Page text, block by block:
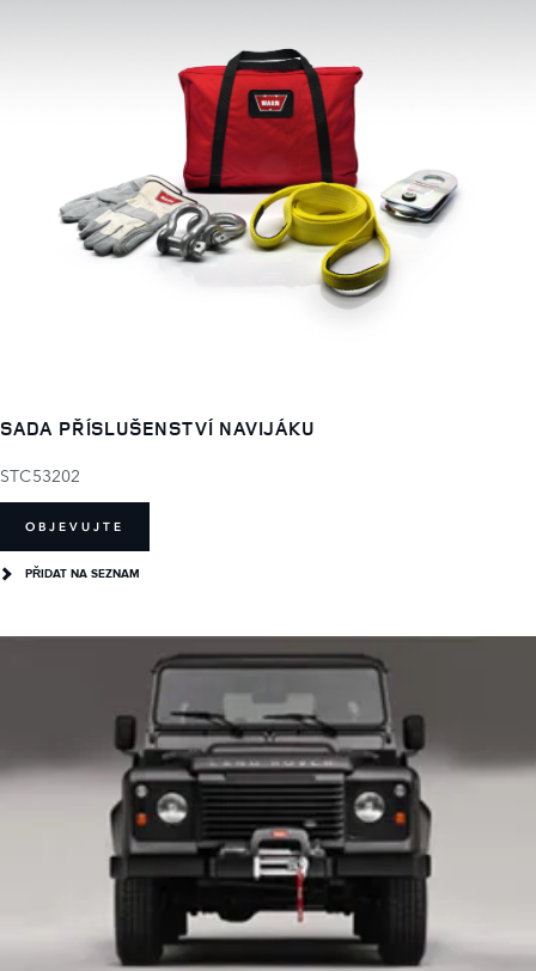
SADA PŘÍSLUŠENSTVÍ NAVIJÁKU
STC53202
OBJEVUJTE
PŘIDAT NA SEZNAM